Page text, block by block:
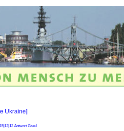
Ukraine]
15|12|13 Antwort Graul